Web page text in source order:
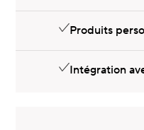
Produits
Intégration